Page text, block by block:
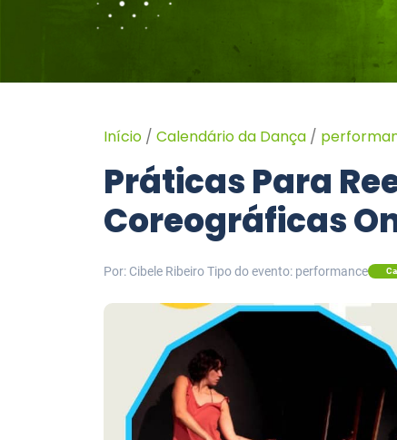
Início / Calendário da Dança /
Práticas Para
Coreográficas
Por: Cibele RibeiroTipo do evento: performance